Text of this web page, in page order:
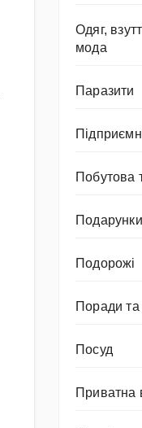
Одяг,
мода
Паразити
Побутова
Подарунки
Подорожі
Поради та
Посуд
Приватна